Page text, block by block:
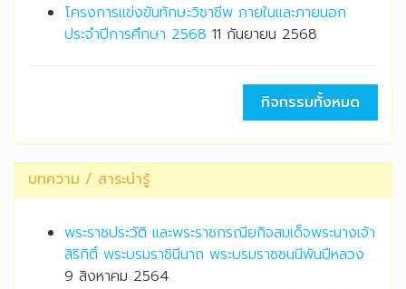
โครงการแข่งขันทักษะวิชาชีพ ภายในและภายนอก
ประจำปีการศึกษา 2568 11 กันยายน 2568
กิจกรรมทั้งหมด
บทความ / สาระน่ารู้
พระราชประวัติ และพระราชกรณียกิจสมเด็จพระนางเจ้า
สิริกิติ์ พระบรมราชินีนาถ พระบรมราชชนนีพันปีหลวง
9 สิงหาคม 2564